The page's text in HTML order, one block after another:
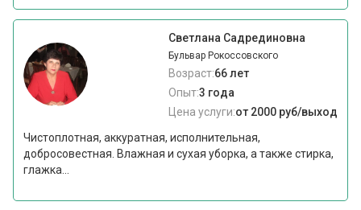
Светлана Садрединовна
Бульвар Рокоссовского
Возраст:66 лет
Опыт:3 года
Цена услуги:от 2000 руб/выход
Чистоплотная, аккуратная, исполнительная,
добросовестная. Влажная и сухая уборка, а также стирка,
глажка...